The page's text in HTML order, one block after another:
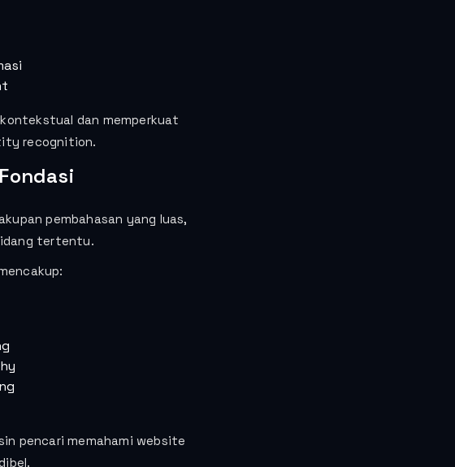
dan memperkuat
recognition.
pembahasan yang luas,
tertentu.
pencari memahami website